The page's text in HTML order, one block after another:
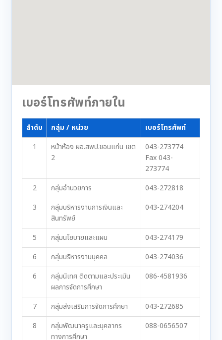
เบอร์โทรศัพท์ภายใน
ลำดับ กลุ่ม / หน่วย
เบอร์โทรศัพท์
1
หน้าห้อง ผอ.สพป.ขอนแก่น เขต
2
043-273774
Fax 043-
273774
2
กลุ่มอำนวยการ
043-272818
3
กลุ่มบริหารงานการเงินและ
สินทรัพย์
043-274204
5 กลุ่มนโยบายและแผน
043-274179
6
กลุ่มบริหารงานบุคคล
043-274036
6
กลุ่มนิเทศ ติดตามและประเมิน
ผลการจัดการศึกษา
086-4581936
7 กลุ่มส่งเสริมการจัดการศึกษา
043-272685
8
กลุ่มพัฒนาครูและบุคลากร
ทางการศึกษา
088-0656507